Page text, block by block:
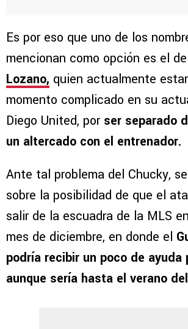
Es por eso que uno de los
mencionan como opción es el de
Lozano, quien actualmente
momento complicado en su
Diego United, porser separado
un altercado con el entrenador.
Ante tal problema del Chucky,
sobre la posibilidad de que el
salir de la escuadra de la MLS
mes de diciembre, en donde el
podría recibir un poco de ayuda
aunque sería hasta el verano